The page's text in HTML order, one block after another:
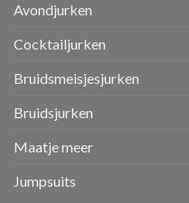
Avondjurken
Cocktailjurken
Bruidsmeisjesjurken
Bruidsjurken
Maatje meer
Jumpsuits